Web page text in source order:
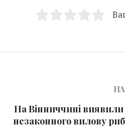
На Вінниччині
незаконного вилову